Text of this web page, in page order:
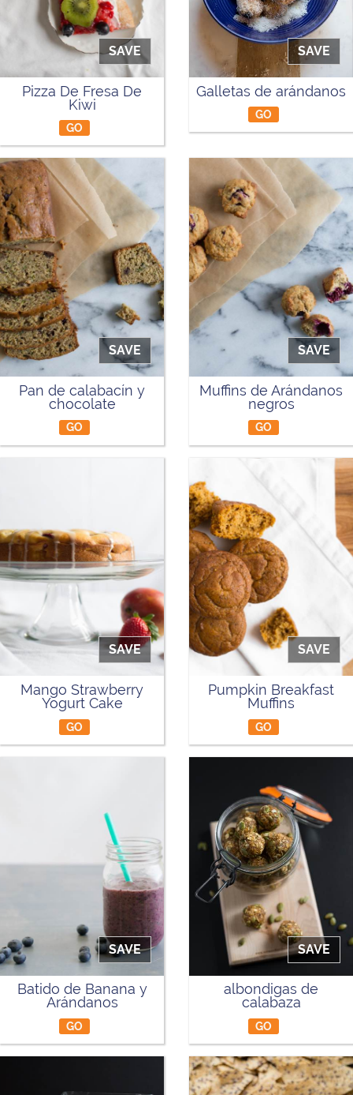
SAVE
Pizza De Fresa De
Kiwi
GO
SAVE
Galletas de arándanos
GO
SAVE
Pan de calabacín y
chocolate
GO
SAVE
Muffins de Arándanos
negros
GO
SAVE
Mango Strawberry
Yogurt Cake
GO
SAVE
Pumpkin Breakfast
Muffins
GO
SAVE
Batido de Banana y
Arándanos
GO
SAVE
albondigas de
calabaza
GO